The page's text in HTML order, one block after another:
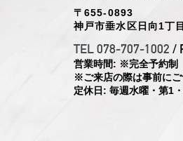
〒655-0893
神戸市垂水区日向1丁
TEL 078-707-1002 /
営業時間: ※完全予約制
※ご来店の際は事前にご
定休日: 毎週水曜・第1